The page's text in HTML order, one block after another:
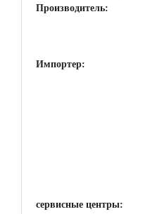
Производитель:
Импортер:
сервисные центры: